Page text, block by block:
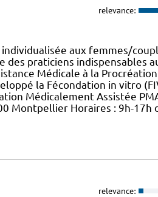
relevance:
aux femmes/
des praticiens indispensables
Médicale à la
la Fécondation in vitro
Médicalement Assistée
Montpellier Horaires : 9h-17h
relevance: